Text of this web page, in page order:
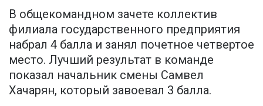
В общекомандном зачете коллектив
филиала государственного предприятия
набрал 4 балла и занял почетное четвертое
место. Лучший результат в команде
показал начальник смены Самвел
Хачарян, который завоевал 3 балла.